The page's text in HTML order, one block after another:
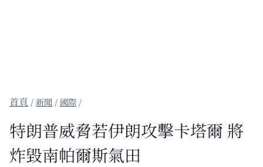
/新聞 / 國際 /
特朗普威脅若伊朗攻擊卡塔爾 將
炸毀南帕爾斯氣田